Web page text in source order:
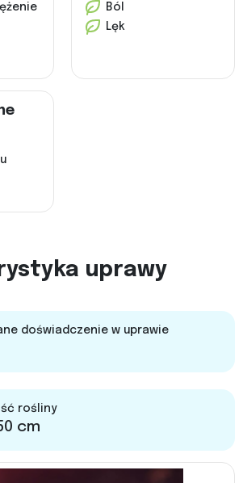
Ból
Lęk
uprawy
doświadczenie w uprawie
rośliny
cm